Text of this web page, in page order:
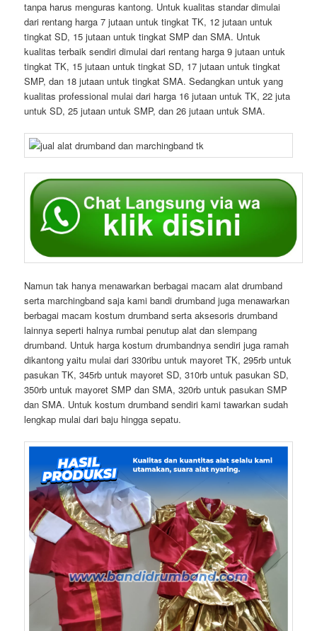
tanpa harus menguras kantong. Untuk kualitas standar dimulai
dari rentang harga 7 jutaan untuk tingkat TK, 12 jutaan untuk
tingkat SD, 15 jutaan untuk tingkat SMP dan SMA. Untuk
kualitas terbaik sendiri dimulai dari rentang harga 9 jutaan untuk
tingkat TK, 15 jutaan untuk tingkat SD, 17 jutaan untuk tingkat
SMP, dan 18 jutaan untuk tingkat SMA. Sedangkan untuk yang
kualitas professional mulai dari harga 16 jutaan untuk TK, 22 juta
untuk SD, 25 jutaan untuk SMP, dan 26 jutaan untuk SMA.
Namun tak hanya menawarkan berbagai macam alat drumband
serta marchingband saja kami bandi drumband juga menawarkan
berbagai macam kostum drumband serta aksesoris drumband
lainnya seperti halnya rumbai penutup alat dan slempang
drumband. Untuk harga kostum drumbandnya sendiri juga ramah
dikantong yaitu mulai dari 330ribu untuk mayoret TK, 295rb untuk
pasukan TK, 345rb untuk mayoret SD, 310rb untuk pasukan SD,
350rb untuk mayoret SMP dan SMA, 320rb untuk pasukan SMP
dan SMA. Untuk kostum drumband sendiri kami tawarkan sudah
lengkap mulai dari baju hingga sepatu.